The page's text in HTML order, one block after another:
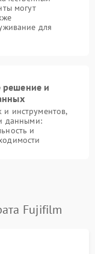
могут
для
и
инструментов,
данными:
и
Fujifilm